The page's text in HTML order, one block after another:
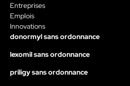
Entreprises
Emplois
Innovations
donormyl sans ordonnance
lexomil sans ordonnance
priligy sans ordonnance